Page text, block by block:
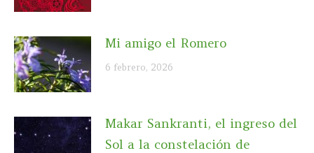
Mi amigo el Romero
6 febrero, 2026
Makar Sankranti, el ingreso del
Sol a la constelación de